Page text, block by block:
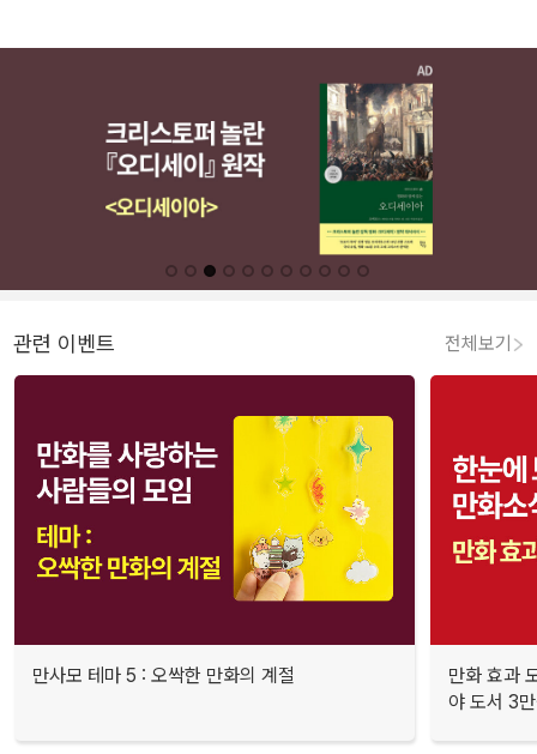
관련 이벤트 전체보기
만사모 테마 5 : 오싹한 만화의 계절
만화 효과
야 도서 3